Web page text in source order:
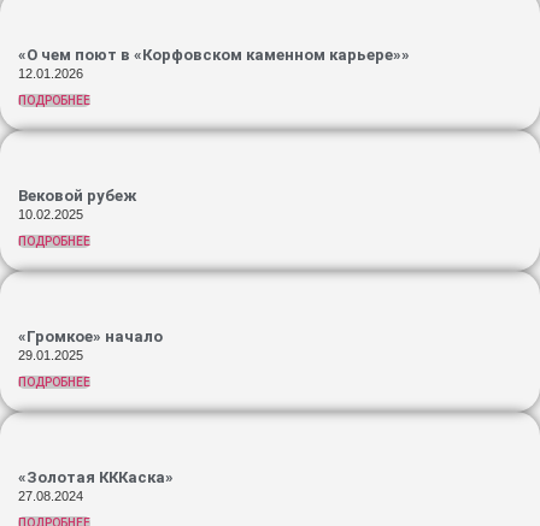
«О чем поют в «Корфовском каменном карьере»»
12.01.2026
ПОДРОБНЕЕ
Вековой рубеж
10.02.2025
ПОДРОБНЕЕ
«Громкое» начало
29.01.2025
ПОДРОБНЕЕ
«Золотая КККаска»
27.08.2024